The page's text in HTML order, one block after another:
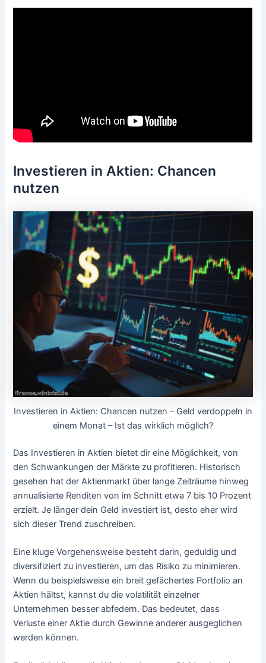
Investieren in Aktien: Chancen
nutzen
Investieren in Aktien: Chancen nutzen – Geld verdoppeln in
einem Monat – Ist das wirklich möglich?
Das Investieren in Aktien bietet dir eine Möglichkeit, von
den Schwankungen der Märkte zu profitieren. Historisch
gesehen hat der Aktienmarkt über lange Zeiträume hinweg
annualisierte Renditen von im Schnitt etwa 7 bis 10 Prozent
erzielt. Je länger dein Geld investiert ist, desto eher wird
sich dieser Trend zuschreiben.
Eine kluge Vorgehensweise besteht darin, geduldig und
diversifiziert zu investieren, um das Risiko zu minimieren.
Wenn du beispielsweise ein breit gefächertes Portfolio an
Aktien hältst, kannst du die volatilität einzelner
Unternehmen besser abfedern. Das bedeutet, dass
Verluste einer Aktie durch Gewinne anderer ausgeglichen
werden können.